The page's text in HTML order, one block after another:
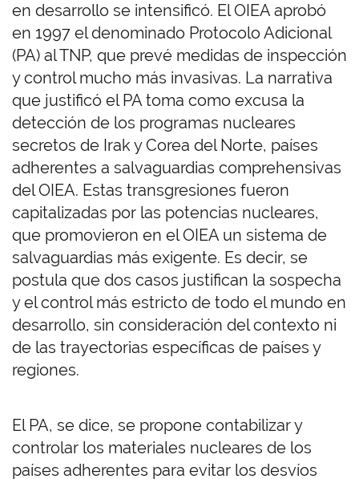
en desarrollo se intensificó. El OIEA aprobó
en 1997 el denominado Protocolo Adicional
(PA) al TNP, que prevé medidas de inspección
y control mucho más invasivas. La narrativa
que justificó el PA toma como excusa la
detección de los programas nucleares
secretos de Irak y Corea del Norte, países
adherentes a salvaguardias comprehensivas
del OIEA. Estas transgresiones fueron
capitalizadas por las potencias nucleares,
que promovieron en el OIEA un sistema de
salvaguardias más exigente. Es decir, se
postula que dos casos justifican la sospecha
y el control más estricto de todo el mundo en
desarrollo, sin consideración del contexto ni
de las trayectorias específicas de países y
regiones.
El PA, se dice, se propone contabilizar y
controlar los materiales nucleares de los
países adherentes para evitar los desvíos